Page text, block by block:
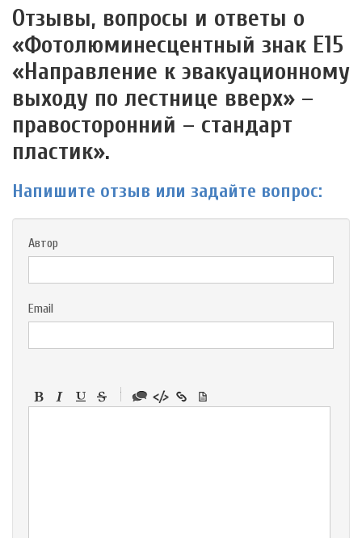
Отзывы, вопросы и ответы о
«Фотолюминесцентный знак Е15
«Направление к эвакуационному
выходу по лестнице вверх» –
правосторонний – стандарт
пластик».
Напишите отзыв или задайте вопрос:
Автор
Email
-
-